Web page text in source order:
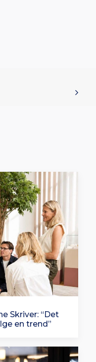
Skriver: “Det
en trend”